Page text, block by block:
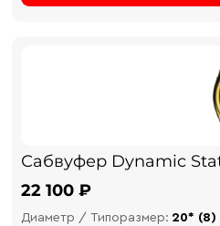
Сабвуфер Dynamic
22 100 ₽
Диаметр / Типоразмер: 20* (8)